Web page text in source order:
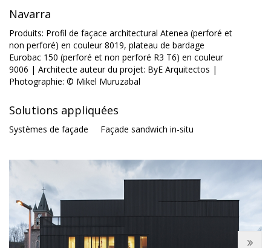
Navarra
Produits: Profil de façace architectural Atenea (perforé et
non perforé) en couleur 8019, plateau de bardage
Eurobac 150 (perforé et non perforé R3 T6) en couleur
9006 | Architecte auteur du projet: ByE Arquitectos |
Photographie: © Mikel Muruzabal
Solutions appliquées
Systèmes de façade Façade sandwich in-situ